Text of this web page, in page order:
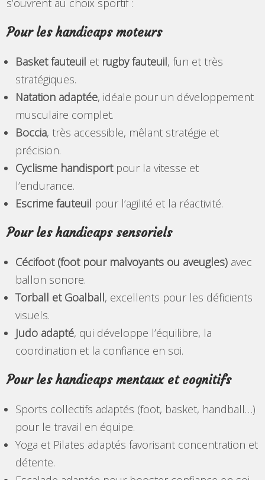
Pour les handicaps moteurs
Basket fauteuil et rugby fauteuil, fun et très
stratégiques.
Natation adaptée, idéale pour un développement
musculaire complet.
Boccia, très accessible, mêlant stratégie et
précision.
Cyclisme handisportpour la vitesse et
l’endurance.
Escrime fauteuil pour l’agilité et la réactivité.
Pour les handicaps sensoriels
Cécifoot (foot pour malvoyants ou aveugles) avec
ballon sonore.
Torball et Goalball, excellents pour les déficients
visuels.
Judo adapté, qui développe l’équilibre, la
coordination et la confiance en soi.
Pour les handicaps mentaux et cognitifs
Sports collectifs adaptés (foot, basket, handball…)
pour le travail en équipe.
Yoga et Pilates adaptés favorisant concentration et
détente.